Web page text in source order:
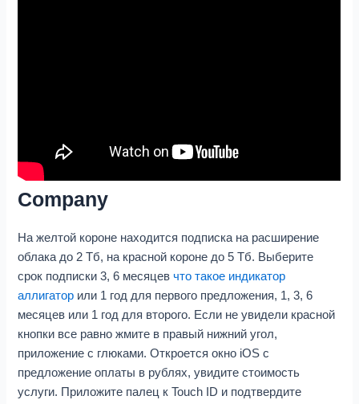
Company
На желтой короне находится подписка на расширение
облака до 2 Тб, на красной короне до 5 Тб. Выберите
срок подписки 3, 6 месяцевчто такое индикатор
аллигатор или 1 год для первого предложения, 1, 3, 6
месяцев или 1 год для второго. Если не увидели красной
кнопки все равно жмите в правый нижний угол,
приложение с глюками. Откроется окно iOS с
предложение оплаты в рублях, увидите стоимость
услуги. Приложите палец к Touch ID и подтвердите